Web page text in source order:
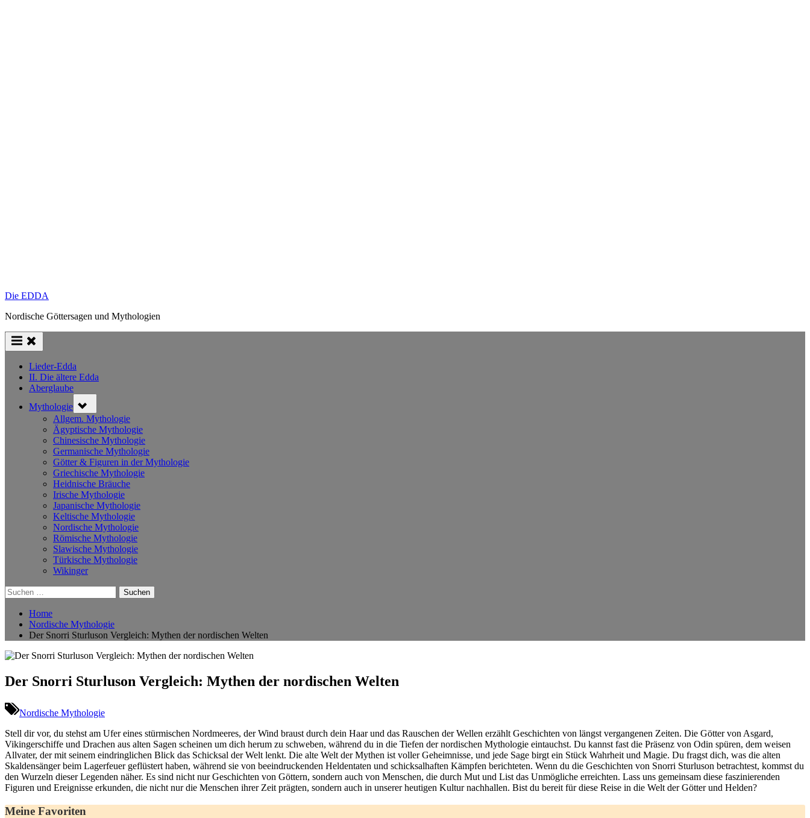
Die EDDA
Nordische Göttersagen und Mythologien
Lieder-Edda
II. Die ältere Edda
Aberglaube
Mythologie sub-
menu
Allgem. Mythologie
Ägyptische Mythologie
Chinesische Mythologie
Germanische Mythologie
Götter & Figuren in der Mythologie
Griechische Mythologie
Heidnische Bräuche
Irische Mythologie
Japanische Mythologie
Keltische Mythologie
Nordische Mythologie
Römische Mythologie
Slawische Mythologie
Türkische Mythologie
Wikinger
Suchen
nach:
Home
Nordische Mythologie
Der Snorri Sturluson Vergleich: Mythen der nordischen Welten
Der Snorri Sturluson Vergleich: Mythen der nordischen Welten
Nordische Mythologie
Stell ⁣dir vor, du stehst am Ufer eines⁢ stürmischen Nordmeeres, der Wind braust durch dein Haar​ und das Rauschen der Wellen erzählt‍ Geschichten von längst vergangenen Zeiten. Die Götter ‍von Asgard,
Vikingerschiffe und Drachen aus​ alten Sagen scheinen um ‌dich herum⁣ zu schweben, während du in die ⁤Tiefen⁤ der nordischen Mythologie eintauchst. Du ​kannst fast die Präsenz von Odin⁤ spüren, dem weisen
Allvater, der mit seinem eindringlichen ⁢Blick das⁤ Schicksal ⁣der Welt lenkt. Die alte Welt der ⁢Mythen ist ‍voller ⁢Geheimnisse, und jede‍ Sage ⁣birgt​ ein Stück Wahrheit und​ Magie.⁤ Du fragst dich,​ was die alten
Skaldensänger beim Lagerfeuer ⁤geflüstert haben, während sie‌ von beeindruckenden Heldentaten und schicksalhaften Kämpfen ⁤berichteten. ⁣Wenn du die Geschichten⁣ von Snorri Sturluson betrachtest, kommst⁤ du
den ‍Wurzeln dieser ​Legenden näher. Es⁢ sind nicht nur Geschichten von‍ Göttern, sondern ⁢auch von⁤ Menschen, die durch Mut ‍und List das Unmögliche erreichten. ⁤Lass uns gemeinsam diese faszinierenden
Figuren und Ereignisse erkunden, die nicht nur⁣ die Menschen⁢ ihrer Zeit prägten, sondern auch in ⁢unserer ​heutigen Kultur‍ nachhallen. ‍Bist⁢ du bereit⁤ für‌ diese Reise in die⁣ Welt der⁢ Götter und Helden?
Meine Favoriten